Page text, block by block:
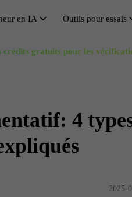
par l’IA
dissertations
du texte
IA gratuite
synonymes
titres de recherche
en IA Outils pour essais
gratuits pour les
4
2025-